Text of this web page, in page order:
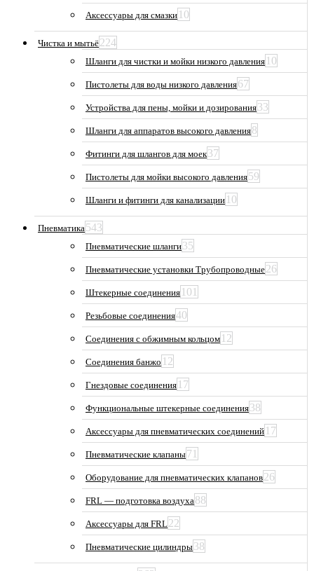
Аксессуары для смазки 10
Чистка и мытьё224
Шланги для чистки и мойки низкого давления 10
Пистолеты для воды низкого давления67
Устройства для пены, мойки и дозирования33
Шланги для аппаратов высокого давления8
Фитинги для шлангов для моек37
Пистолеты для мойки высокого давления59
Шланги и фитинги для канализации 10
Пневматика543
Пневматические шланги35
Пневматические установки Трубопроводные26
Штекерные соединения 101
Резьбовые соединения40
Соединения с обжимным кольцом 12
Соединения банжо 12
Гнездовые соединения 17
Функциональные штекерные соединения38
Аксессуары для пневматических соединений 17
Пневматические клапаны71
Оборудование для пневматических клапанов26
FRL — подготовка воздуха88
Аксессуары для FRL22
Пневматические цилиндры38